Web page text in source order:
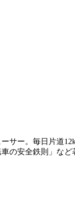
サー。毎日片道
の安全鉄則」など